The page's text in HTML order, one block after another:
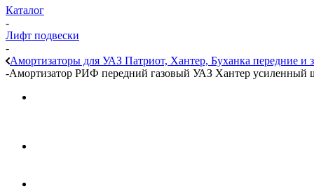
Каталог
-
Лифт подвески
-
Амортизаторы для УАЗ Патриот, Хантер, Буханка передние и
-Амортизатор РИФ передний газовый УАЗ Хантер усиленный